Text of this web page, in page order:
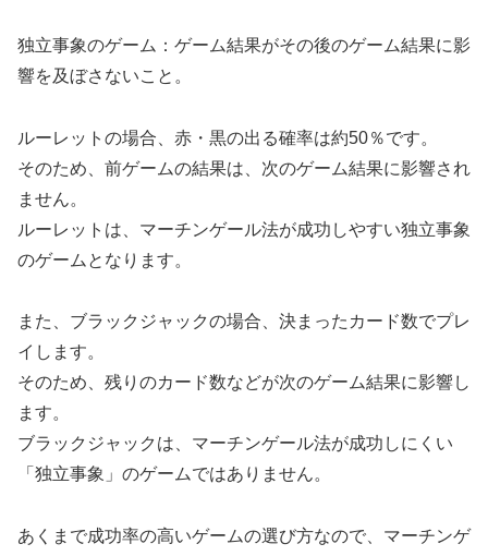
独立事象のゲーム：ゲーム結果がその後のゲーム結果に影
響を及ぼさないこと。
ルーレットの場合、赤・黒の出る確率は約50％です。
そのため、前ゲームの結果は、次のゲーム結果に影響され
ません。
ルーレットは、マーチンゲール法が成功しやすい独立事象
のゲームとなります。
また、ブラックジャックの場合、決まったカード数でプレ
イします。
そのため、残りのカード数などが次のゲーム結果に影響し
ます。
ブラックジャックは、マーチンゲール法が成功しにくい
「独立事象」のゲームではありません。
あくまで成功率の高いゲームの選び方なので、マーチンゲ